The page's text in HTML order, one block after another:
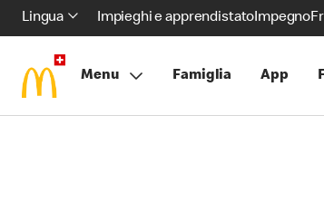
Lingua Impieghi e apprendistatoImpegno
Menu Famiglia App